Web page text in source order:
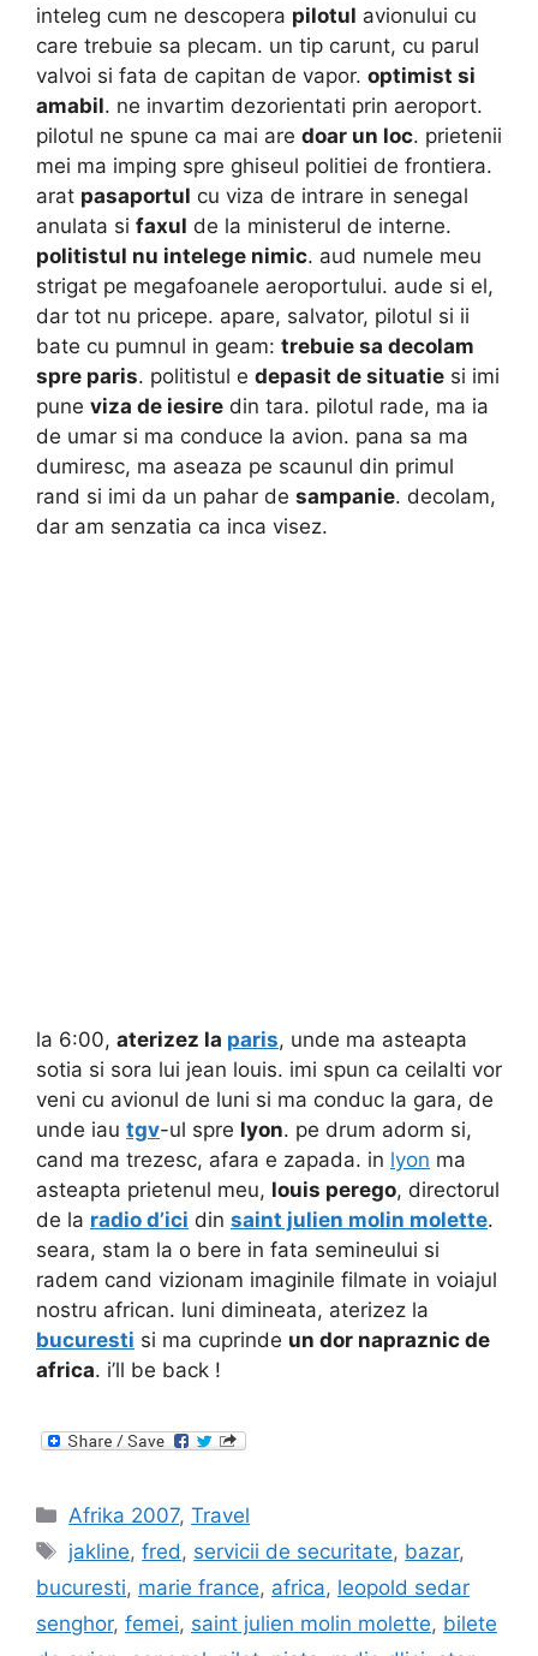
inteleg cum ne descopera pilotul avionului cu
care trebuie sa plecam. un tip carunt, cu parul
valvoi si fata de capitan de vapor. optimist si
amabil. ne invartim dezorientati prin aeroport.
pilotul ne spune ca mai are doar un loc. prietenii
mei ma imping spre ghiseul politiei de frontiera.
arat pasaportul cu viza de intrare in senegal
anulata si faxul de la ministerul de interne.
politistul nu intelege nimic. aud numele meu
strigat pe megafoanele aeroportului. aude si el,
dar tot nu pricepe. apare, salvator, pilotul si ii
bate cu pumnul in geam: trebuie sa decolam
spre paris. politistul e depasit de situatie si imi
pune viza de iesire din tara. pilotul rade, ma ia
de umar si ma conduce la avion. pana sa ma
dumiresc, ma aseaza pe scaunul din primul
rand si imi da un pahar de sampanie. decolam,
dar am senzatia ca inca visez.
la 6:00, aterizez la paris, unde ma asteapta
sotia si sora lui jean louis. imi spun ca ceilalti vor
veni cu avionul de luni si ma conduc la gara, de
unde iau tgv-ul spre lyon. pe drum adorm si,
cand ma trezesc, afara e zapada. in lyon ma
asteapta prietenul meu, louis perego, directorul
de la radio d’ici din saint julien molin molette.
seara, stam la o bere in fata semineului si
radem cand vizionam imaginile filmate in voiajul
nostru african. luni dimineata, aterizez la
bucuresti si ma cuprinde un dor napraznic de
africa. i’ll be back !
Categories
Afrika 2007,Travel
Tags
jakline,fred , servicii de securitate, bazar,
bucuresti, marie france, africa, leopold sedar
senghor, femei, saint julien molin molette, bilete